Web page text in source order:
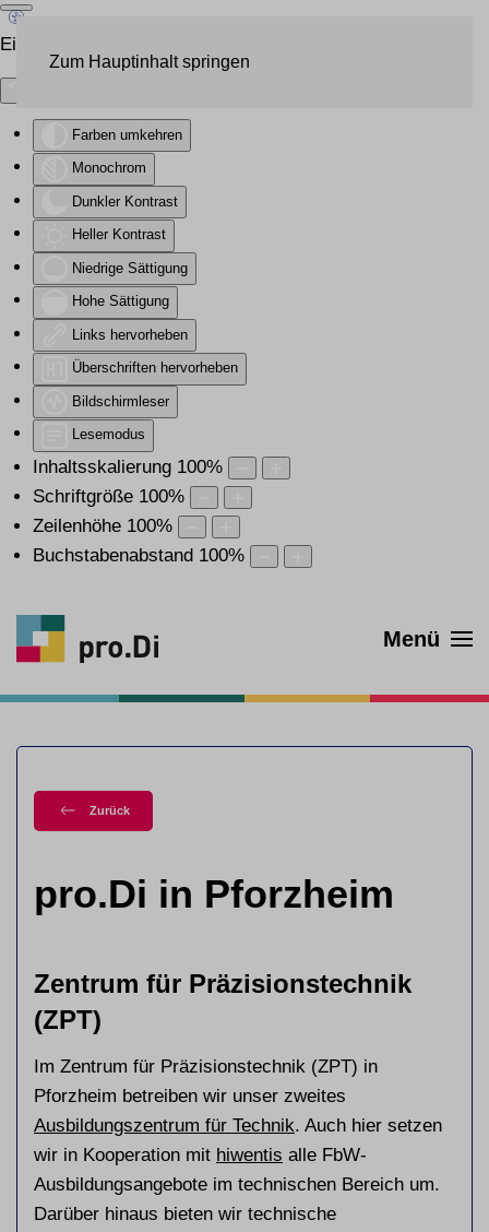
Eingabehilfen öffnen
Farben umkehren
Monochrom
Dunkler Kontrast
Heller Kontrast
Niedrige Sättigung
Hohe Sättigung
Links hervorheben
Überschriften hervorheben
Bildschirmleser
Lesemodus
Inhaltsskalierung 100%
Schriftgröße 100%
Zeilenhöhe 100%
Buchstabenabstand 100%
Zum Hauptinhalt springen
Menü
Zurück
pro.Di in Pforzheim
Zentrum für Präzisionstechnik
(ZPT)
Im Zentrum für Präzisionstechnik (ZPT) in
Pforzheim betreiben wir unser zweites
Ausbildungszentrum für Technik. Auch hier setzen
wir in Kooperation mit hiwentis alle FbW-
Ausbildungsangebote im technischen Bereich um.
Darüber hinaus bieten wir technische